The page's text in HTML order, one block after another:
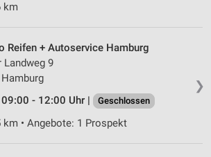
km
❯
Reifen + Autoservice Hamburg
Landweg 9
- 12:00 Uhr |
Geschlossen
km • Angebote: 1 Prospekt